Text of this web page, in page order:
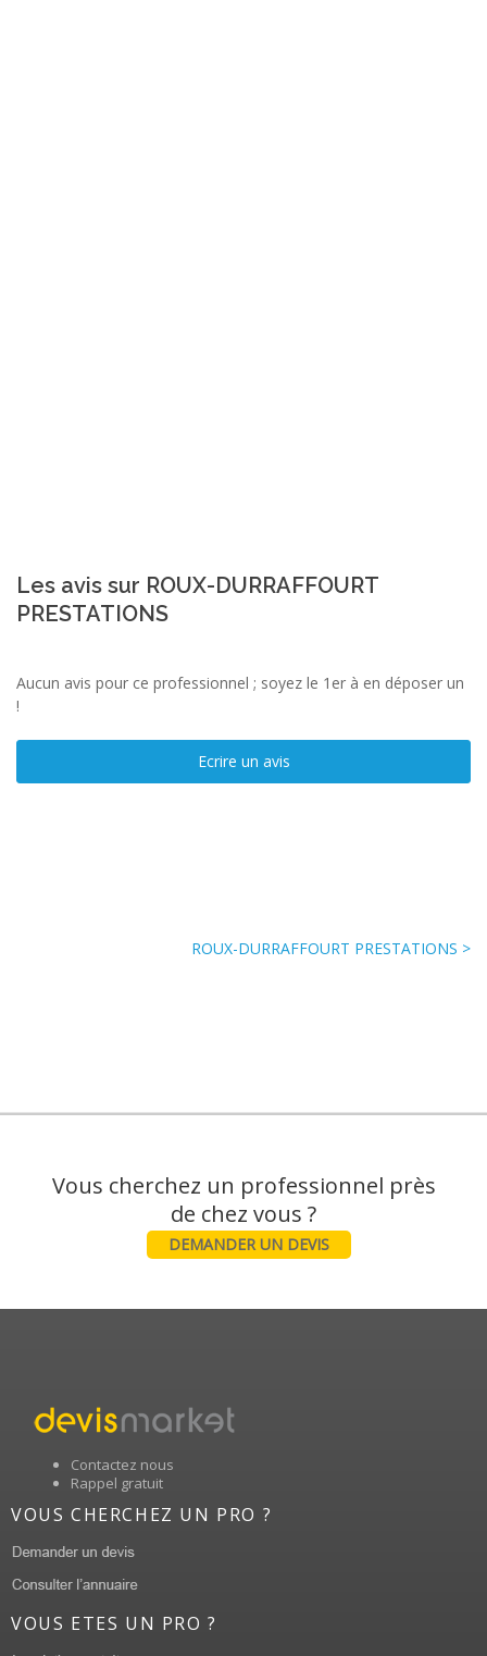
Les avis sur ROUX-DURRAFFOURT
PRESTATIONS
Aucun avis pour ce professionnel ; soyez le 1er à en déposer un
!
Ecrire un avis
ROUX-DURRAFFOURT PRESTATIONS >
Vous cherchez un professionnel près
DEMANDER UN DEVIS
Contactez nous
Rappel gratuit
VOUS CHERCHEZ UN PRO ?
VOUS ETES UN PRO ?